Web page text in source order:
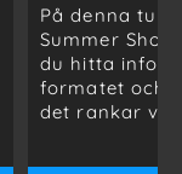
På denna
Summer
du hitta
formatet och
det rankar vi